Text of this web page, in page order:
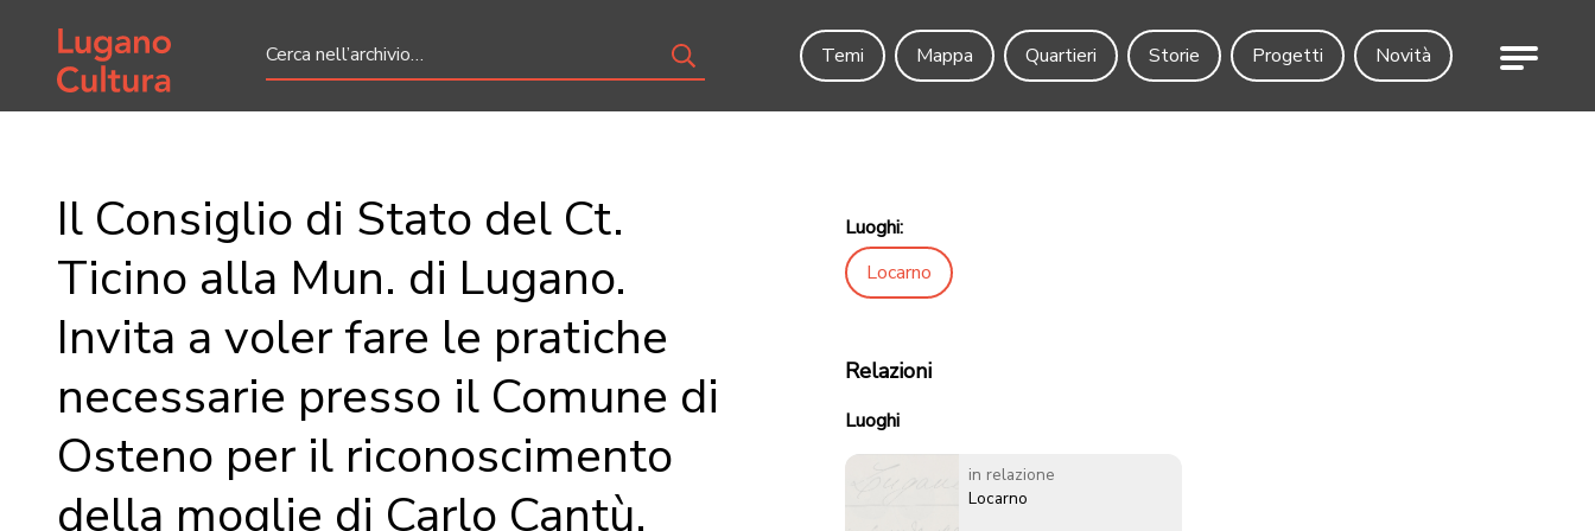
Home page
Temi
Mappa Quartieri Storie Progetti Novità Menu
Il Consiglio di Stato del Ct.
Ticino alla Mun. di Lugano.
Invita a voler fare le pratiche
necessarie presso il Comune di
Osteno per il riconoscimento
della moglie di Carlo Cantù.
Luoghi:
Locarno
Relazioni
Luoghi
in relazione
Locarno